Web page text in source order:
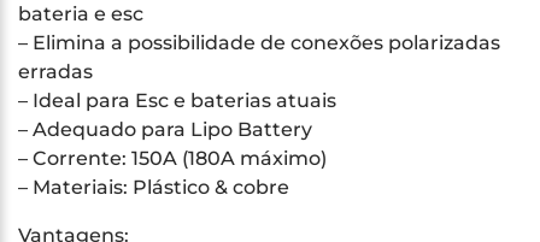
bateria e esc
– Elimina a possibilidade de conexões polarizadas
erradas
– Ideal para Esc e baterias atuais
– Adequado para Lipo Battery
– Corrente: 150A (180A máximo)
– Materiais: Plástico & cobre
Vantagens: